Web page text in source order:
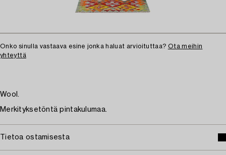
Onko sinulla vastaava esine jonka haluat arvioituttaa? Ota meihin
yhteyttä
Wool.
Merkityksetöntä pintakulumaa.
Tietoa ostamisesta